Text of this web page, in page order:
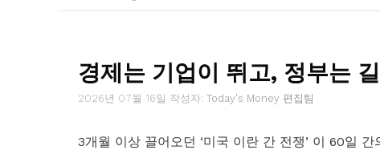
테
경제는 기업이 뛰고, 정부는
2026년 07월 16일 작성자: Today's Money 편집팀
3개월 이상 끌어오던 ‘미국 이란 간 전쟁’ 이 60일